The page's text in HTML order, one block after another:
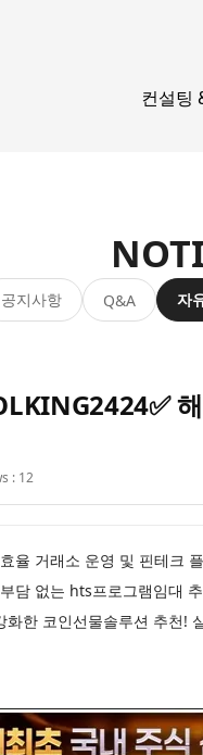
컨설팅
공지사항 Q&A 자
: 12
율 거래소 운영 및 핀테크
담 없는 hts프로그램임대
한 코인선물솔루션 추천!